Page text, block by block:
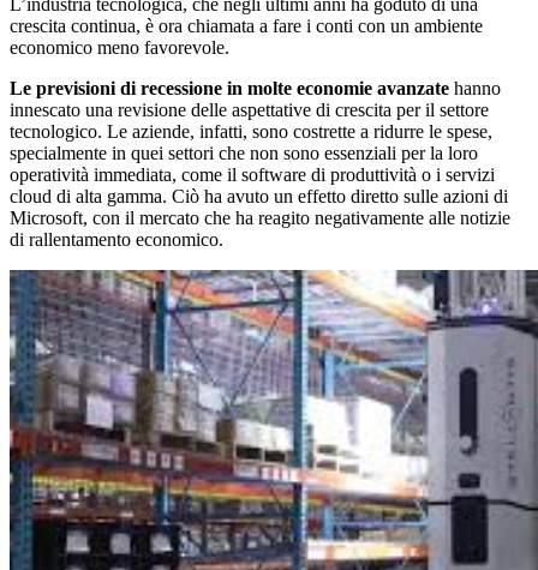
L’industria tecnologica, che negli ultimi anni ha goduto di una
crescita continua, è ora chiamata a fare i conti con un ambiente
economico meno favorevole.
Le previsioni di recessione in molte economie avanzate hanno
innescato una revisione delle aspettative di crescita per il settore
tecnologico. Le aziende, infatti, sono costrette a ridurre le spese,
specialmente in quei settori che non sono essenziali per la loro
operatività immediata, come il software di produttività o i servizi
cloud di alta gamma. Ciò ha avuto un effetto diretto sulle azioni di
Microsoft, con il mercato che ha reagito negativamente alle notizie
di rallentamento economico.